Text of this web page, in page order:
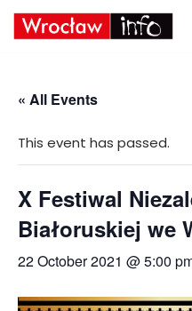
content
« All Events
This event has passed.
X Festiwal
Białoruskiej we
22 October 2021 @ 5:00